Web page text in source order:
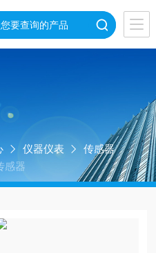
仪器仪表
传感器
感器